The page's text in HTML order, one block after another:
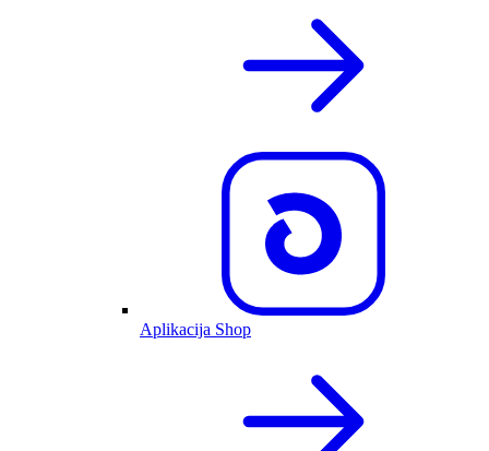
Aplikacija Shop